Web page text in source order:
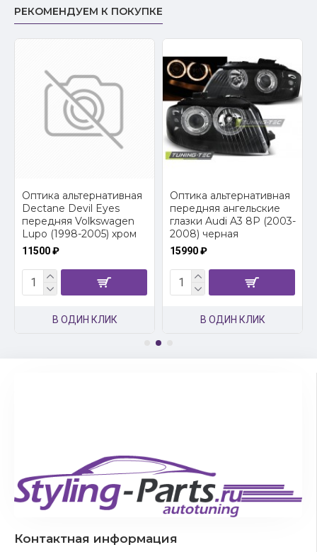
РЕКОМЕНДУЕМ К ПОКУПКЕ
Оптика альтернативная
Dectane Devil Eyes
передняя Volkswagen
Lupo (1998-2005) хром
11500 ₽
В ОДИН КЛИК
Оптика альтернативная
передняя ангельские
глазки Audi A3 8P (2003-
2008) черная
15990 ₽
В ОДИН КЛИК
Контактная информация